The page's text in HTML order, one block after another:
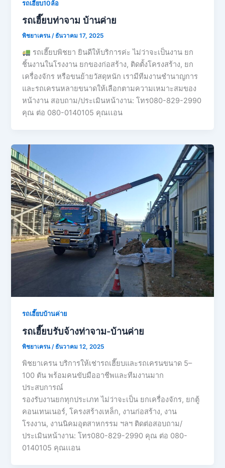
รถเฮี๊ยบ10ล้อ
รถเฮี๊ยบท่าจาม บ้านค่าย
พิชยาเครน/ ธันวาคม 17, 2025
รถเฮี๊ยบพิชยา ยินดีให้บริการค่ะ ไม่ว่าจะเป็นงาน ยก
ชิ้นงานในโรงงาน ยกของก่อสร้าง, ติดตั้งโครงสร้าง, ยก
เครื่องจักร หรือขนย้ายวัสดุหนัก เรามีทีมงานชำนาญการ
และรถเครนหลายขนาดให้เลือกตามความเหมาะสมของ
หน้างาน สอบถาม/ประเมินหน้างาน: โทร080-829-2990
คุณ ต่อ 080-0140105 คุณเเอน
รถเฮี๊ยบบ้านค่าย
รถเฮี๊ยบรับจ้างท่าจาม-บ้านค่าย
พิชยาเครน/ ธันวาคม 12, 2025
พิชยาเครน บริการให้เช่ารถเฮี๊ยบและรถเครนขนาด 5–
100 ตัน พร้อมคนขับมืออาชีพและทีมงานมาก
ประสบการณ์
รองรับงานยกทุกประเภท ไม่ว่าจะเป็น ยกเครื่องจักร, ยกตู้
คอนเทนเนอร์, โครงสร้างเหล็ก, งานก่อสร้าง, งาน
โรงงาน, งานนิคมอุตสาหกรรม ฯลฯ ติดต่อสอบถาม/
ประเมินหน้างาน: โทร080-829-2990 คุณ ต่อ 080-
0140105 คุณเเอน